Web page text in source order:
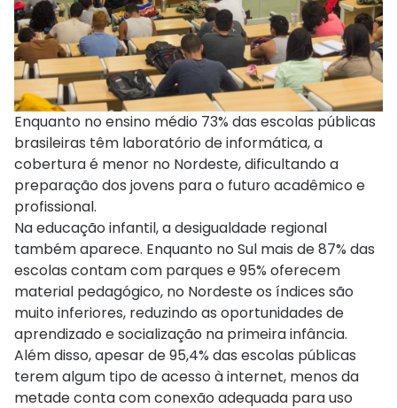
Enquanto no ensino médio 73% das escolas públicas
brasileiras têm laboratório de informática, a
cobertura é menor no Nordeste, dificultando a
preparação dos jovens para o futuro acadêmico e
profissional.
Na educação infantil, a desigualdade regional
também aparece. Enquanto no Sul mais de 87% das
escolas contam com parques e 95% oferecem
material pedagógico, no Nordeste os índices são
muito inferiores, reduzindo as oportunidades de
aprendizado e socialização na primeira infância.
Além disso, apesar de 95,4% das escolas públicas
terem algum tipo de acesso à internet, menos da
metade conta com conexão adequada para uso